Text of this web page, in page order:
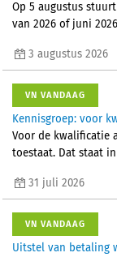
Op 5 augustus
van 2026 of juni
3 augustus 2026
VN VANDAAG
Kennisgroep: voor
Voor de kwalificatie
toestaat. Dat staat
31 juli 2026
VN VANDAAG
Uitstel van betaling